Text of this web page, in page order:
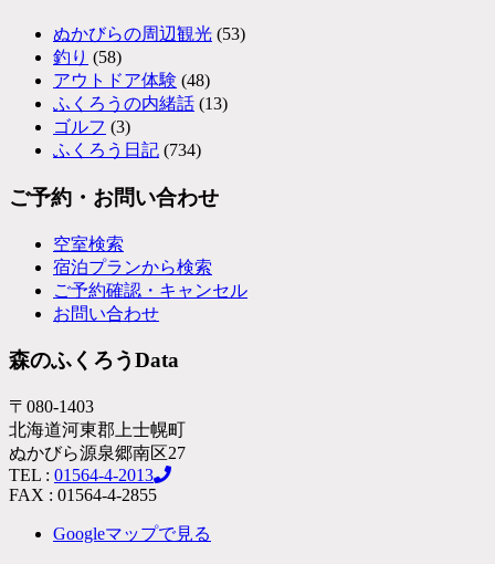
ぬかびらの周辺観光 (53)
釣り (58)
アウトドア体験 (48)
ふくろうの内緒話 (13)
ゴルフ (3)
ふくろう日記 (734)
ご予約・お問い合わせ
空室検索
宿泊プランから検索
ご予約確認・キャンセル
お問い合わせ
森のふくろうData
〒080-1403
北海道河東郡上士幌町
ぬかびら源泉郷南区27
TEL : 01564-4-2013
FAX : 01564-4-2855
Googleマップで見る